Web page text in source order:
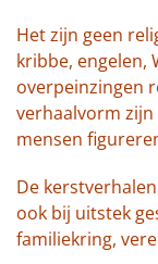
Het zijn geen
kribbe, engelen,
overpeinzingen
verhaalvorm zijn
mensen
De
ook bij uitstek
familiekring,